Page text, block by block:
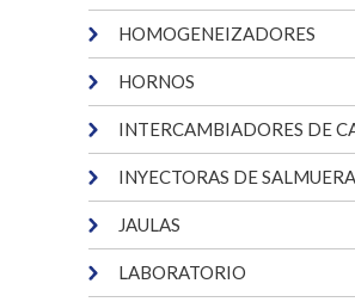
HOMOGENEIZADORES
HORNOS
INTERCAMBIADORES DE
INYECTORAS DE SALMUERA
JAULAS
LABORATORIO